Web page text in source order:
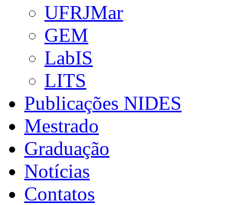
UFRJMar
GEM
LabIS
LITS
Publicações NIDES
Mestrado
Graduação
Notícias
Contatos